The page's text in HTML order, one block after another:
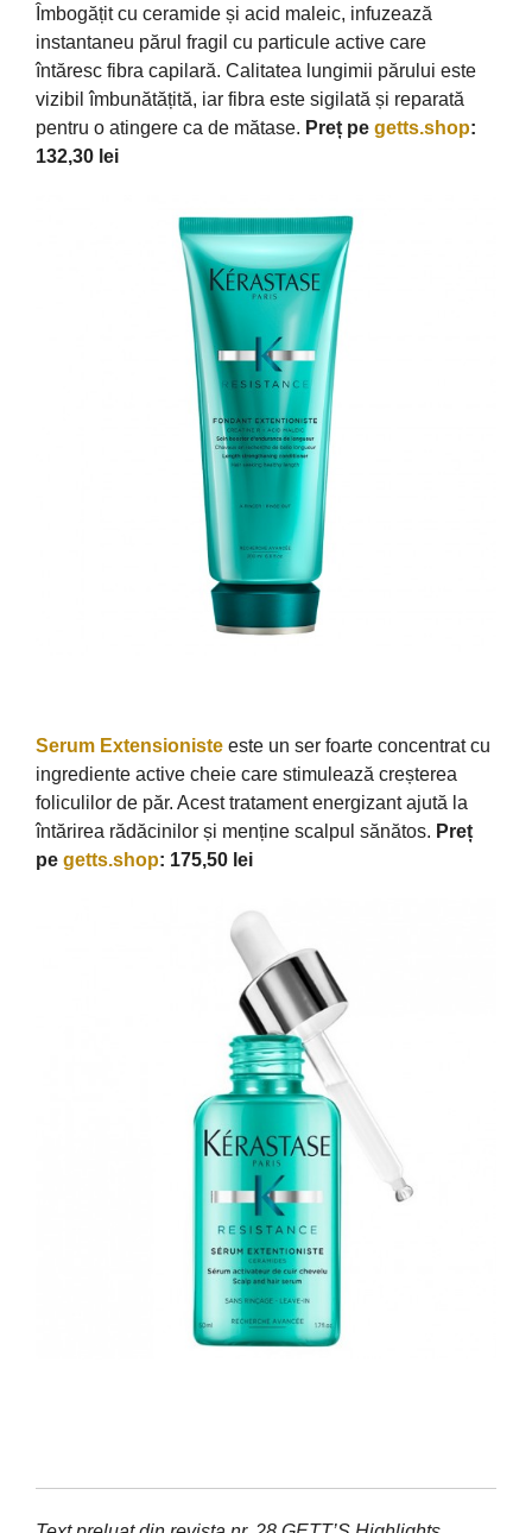
Îmbogățit cu ceramide și acid maleic, infuzează
instantaneu părul fragil cu particule active care
întăresc fibra capilară. Calitatea lungimii părului este
vizibil îmbunătățită, iar fibra este sigilată și reparată
pentru o atingere ca de mătase. Preț pe getts.shop:
132,30 lei
Serum Extensioniste este un ser foarte concentrat cu
ingrediente active cheie care stimulează creșterea
foliculilor de păr. Acest tratament energizant ajută la
întărirea rădăcinilor și menține scalpul sănătos. Preț
pe getts.shop: 175,50 lei